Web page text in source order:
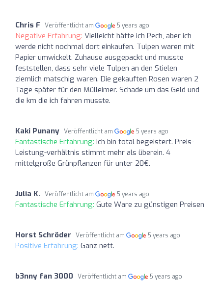
Chris F Veröffentlicht am 5 years ago
Negative Erfahrung: Vielleicht hätte ich Pech, aber ich
werde nicht nochmal dort einkaufen. Tulpen waren mit
Papier umwickelt. Zuhause ausgepackt und musste
feststellen, dass sehr viele Tulpen an den Stielen
ziemlich matschig waren. Die gekauften Rosen waren 2
Tage später für den Mülleimer. Schade um das Geld und
die km die ich fahren musste.
Kaki Punany Veröffentlicht am 5 years ago
Fantastische Erfahrung: Ich bin total begeistert. Preis-
Leistung-verhältnis stimmt mehr als überein. 4
mittelgroße Grünpflanzen für unter 20€.
Julia K. Veröffentlicht am 5 years ago
Fantastische Erfahrung: Gute Ware zu günstigen Preisen
Horst Schröder Veröffentlicht am 5 years ago
Positive Erfahrung: Ganz nett.
b3nny fan 3000 Veröffentlicht am 5 years ago